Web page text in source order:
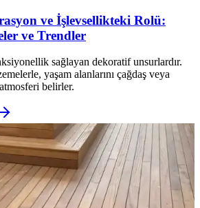
ve İşlevsellikteki Rolü:
ve Trendler
sağlayan dekoratif unsurlardır.
yaşam alanlarını çağdaş veya
belirler.